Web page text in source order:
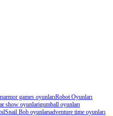
armor games oyunlarıRobot Oyunları
show oyunlarigumball oyunları
Snail Bob oyunlarıadventure time oyunları